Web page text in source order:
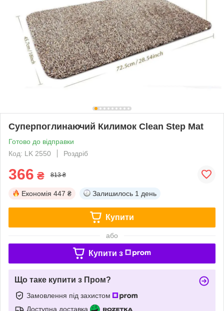
Суперпоглинаючий Килимок Clean Step Mat
Готово до відправки
Код: LK 2550
Роздріб
366 ₴ 813 ₴
Економія 447 ₴ Залишилось 1 день
Купити
або
Купити з
Що таке купити з Пром?
Замовлення під захистом
Доступна доставка